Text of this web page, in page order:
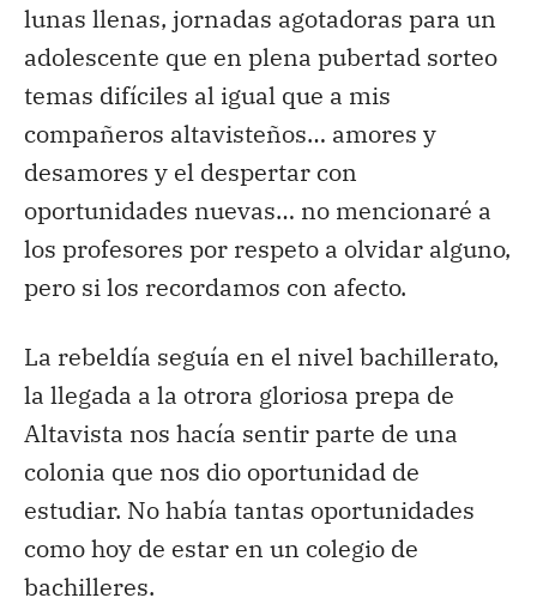
lunas llenas, jornadas agotadoras para un
adolescente que en plena pubertad sorteo
temas difíciles al igual que a mis
compañeros altavisteños… amores y
desamores y el despertar con
oportunidades nuevas… no mencionaré a
los profesores por respeto a olvidar alguno,
pero si los recordamos con afecto.
La rebeldía seguía en el nivel bachillerato,
la llegada a la otrora gloriosa prepa de
Altavista nos hacía sentir parte de una
colonia que nos dio oportunidad de
estudiar. No había tantas oportunidades
como hoy de estar en un colegio de
bachilleres.